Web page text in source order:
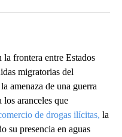
la frontera entre Estados
migratorias del
amenaza de una guerra
aranceles que
de drogas ilícitas, la
su presencia en aguas